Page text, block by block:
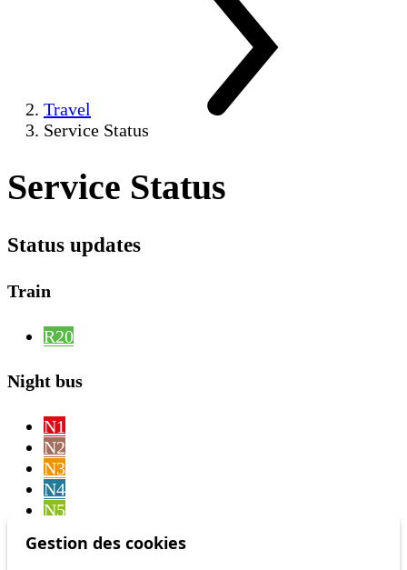
Gestion des cookies
Travel
Service Status
Service Status
Status updates
Train
R20
Night bus
N1
N2
N3
N4
N5